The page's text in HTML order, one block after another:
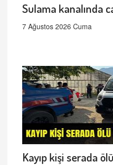
Sulama kanalında
7 Ağustos 2026 Cuma
Kayıp kişi serada